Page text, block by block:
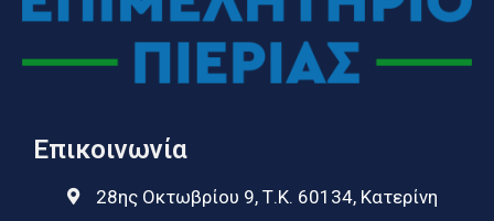
Επικοινωνία
28ης Οκτωβρίου 9, Τ.Κ. 60134, Κατερίνη